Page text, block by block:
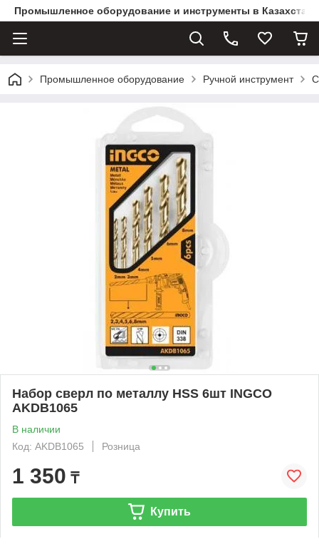
Промышленное оборудование и инструменты в
Промышленное оборудование Ручной инструмент
Набор сверл по металлу HSS 6шт INGCO
AKDB1065
В наличии
Код: AKDB1065
Розница
1 350 ₸
Купить